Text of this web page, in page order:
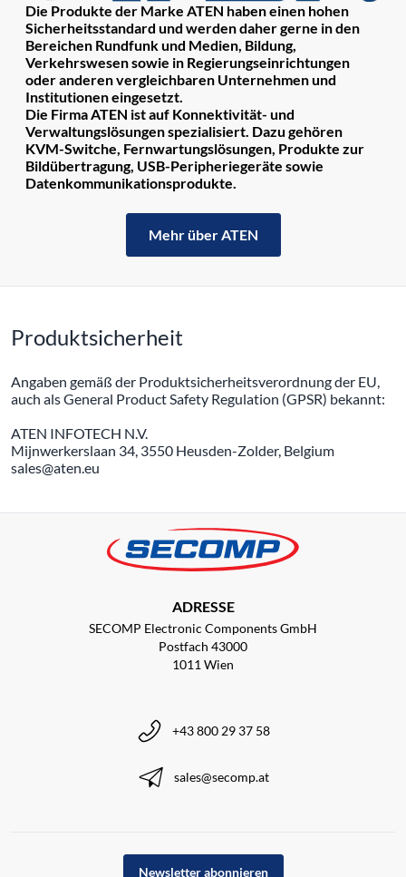
Die Produkte der Marke ATEN haben einen hohen
Sicherheitsstandard und werden daher gerne in den
Bereichen Rundfunk und Medien, Bildung,
Verkehrswesen sowie in Regierungseinrichtungen
oder anderen vergleichbaren Unternehmen und
Institutionen eingesetzt.
Die Firma ATEN ist auf Konnektivität- und
Verwaltungslösungen spezialisiert. Dazu gehören
KVM-Switche, Fernwartungslösungen, Produkte zur
Bildübertragung, USB-Peripheriegeräte sowie
Datenkommunikationsprodukte.
Mehr über ATEN
Produktsicherheit
Angaben gemäß der Produktsicherheitsverordnung der EU,
auch als General Product Safety Regulation (GPSR) bekannt:
ATEN INFOTECH N.V.
Mijnwerkerslaan 34, 3550 Heusden-Zolder, Belgium
sales@aten.eu
ADRESSE
SECOMP Electronic Components GmbH
Postfach 43000
1011 Wien
+43 800 29 37 58
sales@secomp.at
Newsletter abonnieren